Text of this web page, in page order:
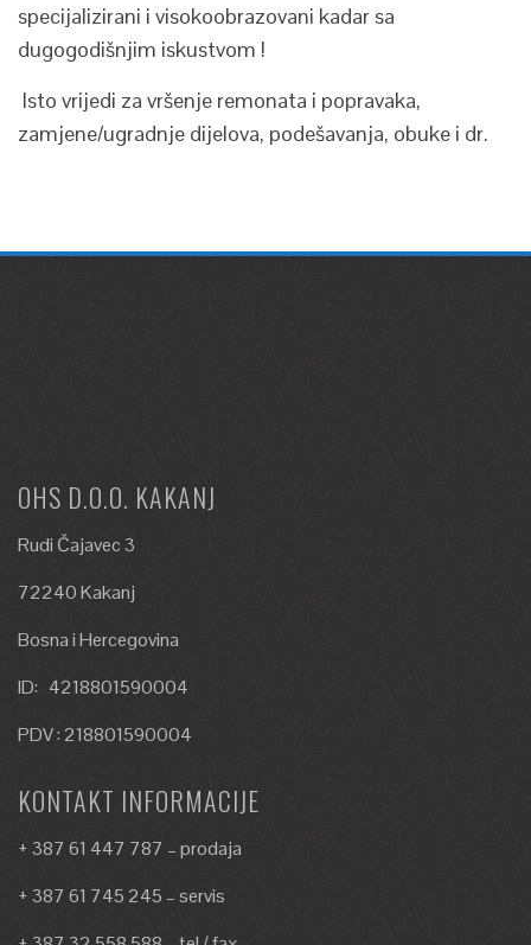
specijalizirani i visokoobrazovani kadar sa
dugogodišnjim iskustvom !
Isto vrijedi za vršenje remonata i popravaka,
zamjene/ugradnje dijelova, podešavanja, obuke i dr.
OHS D.O.O. KAKANJ
Rudi Čajavec 3
72240 Kakanj
Bosna i Hercegovina
ID: 4218801590004
PDV : 218801590004
KONTAKT INFORMACIJE
+ 387 61 447 787 – prodaja
+ 387 61 745 245 – servis